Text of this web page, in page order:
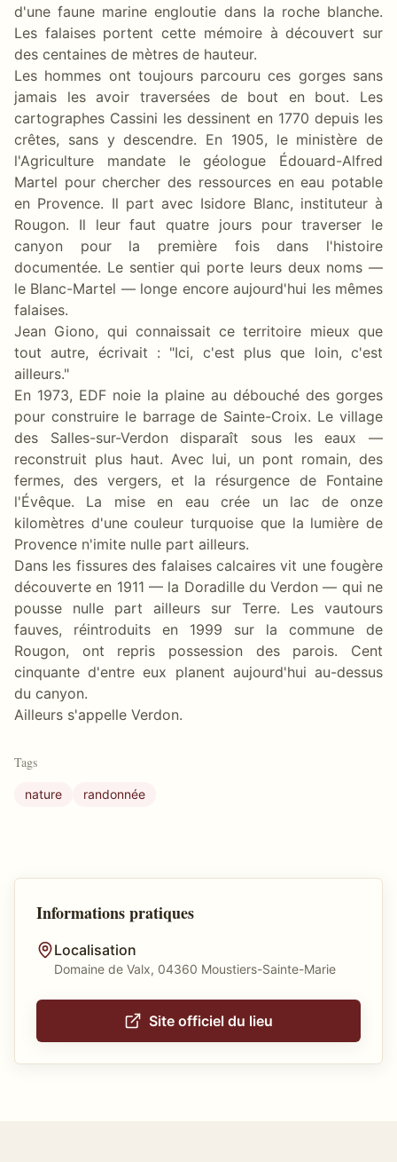
d'une faune marine engloutie dans la roche blanche.
Les falaises portent cette mémoire à découvert sur
des centaines de mètres de hauteur.
Les hommes ont toujours parcouru ces gorges sans
jamais les avoir traversées de bout en bout. Les
cartographes Cassini les dessinent en 1770 depuis les
crêtes, sans y descendre. En 1905, le ministère de
l'Agriculture mandate le géologue Édouard-Alfred
Martel pour chercher des ressources en eau potable
en Provence. Il part avec Isidore Blanc, instituteur à
Rougon. Il leur faut quatre jours pour traverser le
canyon pour la première fois dans l'histoire
documentée. Le sentier qui porte leurs deux noms —
le Blanc-Martel — longe encore aujourd'hui les mêmes
falaises.
Jean Giono, qui connaissait ce territoire mieux que
tout autre, écrivait : "Ici, c'est plus que loin, c'est
ailleurs."
En 1973, EDF noie la plaine au débouché des gorges
pour construire le barrage de Sainte-Croix. Le village
des Salles-sur-Verdon disparaît sous les eaux —
reconstruit plus haut. Avec lui, un pont romain, des
fermes, des vergers, et la résurgence de Fontaine
l'Évêque. La mise en eau crée un lac de onze
kilomètres d'une couleur turquoise que la lumière de
Provence n'imite nulle part ailleurs.
Dans les fissures des falaises calcaires vit une fougère
découverte en 1911 — la Doradille du Verdon — qui ne
pousse nulle part ailleurs sur Terre. Les vautours
fauves, réintroduits en 1999 sur la commune de
Rougon, ont repris possession des parois. Cent
cinquante d'entre eux planent aujourd'hui au-dessus
du canyon.
Ailleurs s'appelle Verdon.
Tags
nature randonnée
Informations pratiques
Localisation
Domaine de Valx, 04360 Moustiers-Sainte-Marie
Site officiel du lieu